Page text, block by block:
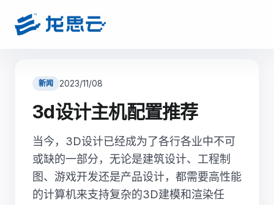
新闻 2023/11/08
3d设计主机配置推荐
当今，3D设计已经成为了各行各业中不可
或缺的一部分，无论是建筑设计、工程制
图、游戏开发还是产品设计，都需要高性能
的计算机来支持复杂的3D建模和渲染任